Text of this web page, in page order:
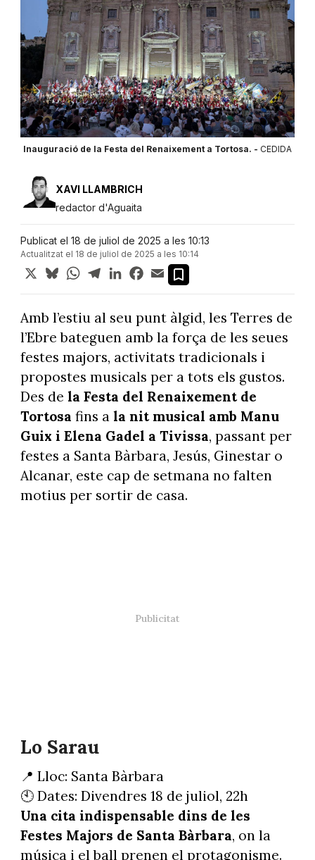
Inauguració de la Festa del Renaixement a Tortosa. - CEDIDA
XAVI LLAMBRICH
redactor d'Aguaita
Publicat el 18 de juliol de 2025 a les 10:13
Actualitzat el 18 de juliol de 2025 a les 10:14
X BlueskyWhatsApp
TelegramLinkedInFacebook
Email
Amb l’estiu al seu punt àlgid, les Terres de
l’Ebre bateguen amb la força de les seues
festes majors, activitats tradicionals i
propostes musicals per a tots els gustos.
Des de la Festa del Renaixement de
Tortosa fins a la nit musical amb Manu
Guix i Elena Gadel a Tivissa, passant per
festes a Santa Bàrbara, Jesús, Ginestar o
Alcanar, este cap de setmana no falten
motius per sortir de casa.
Lo Sarau
📍 Lloc: Santa Bàrbara
🕙 Dates: Divendres 18 de juliol, 22h
Una cita indispensable dins de les
Festes Majors de Santa Bàrbara, on la
música i el ball prenen el protagonisme.